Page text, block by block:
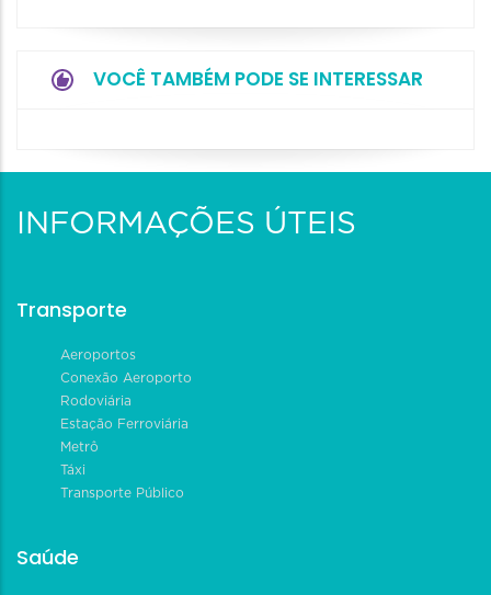
VOCÊ TAMBÉM PODE SE INTERESSAR
INFORMAÇÕES ÚTEIS
Transporte
Aeroportos
Conexão Aeroporto
Rodoviária
Estação Ferroviária
Metrô
Táxi
Transporte Público
Saúde